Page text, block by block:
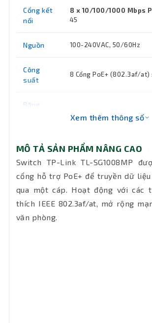
Cổng kết
nối
8 x 10/100/1000 Mbps
45
Nguồn 100-240VAC, 50/60Hz
Công
suất
8 Cổng PoE+ (802.3af/at)
Băng
16 Gbps
MAC
Address
Table
Tính
năng
Tính năng ưu tiên, Kiểm
Xem thêm thông số
MÔ TẢ SẢN PHẨM NÂNG CAO
Switch TP-Link TL-SG1008MP
cổng hỗ trợ PoE+ để truyền dữ
qua một cáp. Hoạt động với các
thích IEEE 802.3af/at, mở rộng
văn phòng.